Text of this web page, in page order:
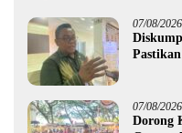
07/08/2026
07/08/2026
Dorong